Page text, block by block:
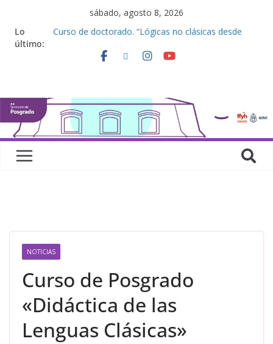
sábado, agosto 8, 2026
Lo
último:
Curso de doctorado. “Lógicas no clásicas desde
Seminario de posgrado. “Debates Actuales en
Curso de doctorado “Mirar, juzgar, sentir”
Defensas de Tesis y Trabajos Finales | Agosto
2026
NOTICIAS
Curso de Posgrado
«Didáctica de las
Lenguas Clásicas»